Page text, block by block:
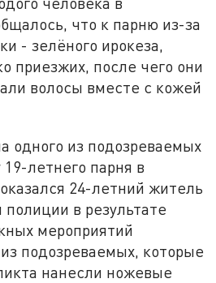
что к парню из-за
- зелёного ирокеза,
приезжих, после чего они
волосы вместе с кожей
одного из подозреваемых
летнего парня в
24-летний житель
в результате
мероприятий
подозреваемых, которые
нанесли ножевые